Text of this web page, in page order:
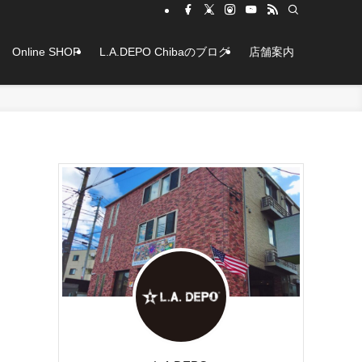
Online SHOP L.A.DEPO Chibaのブログ 店舗案内